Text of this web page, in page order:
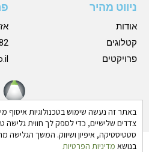
צדדים שלישיים, כדי לספק לך חווית גלישה
סטטיסטיקה, איפיון ושיווק. המשך הגלישה
בנושא מדיניות הפרטיות
ניווט מהיר
אודות
קטלוגים
פרויקטים
כל הזכויות שמורות © 2024 אורבל |